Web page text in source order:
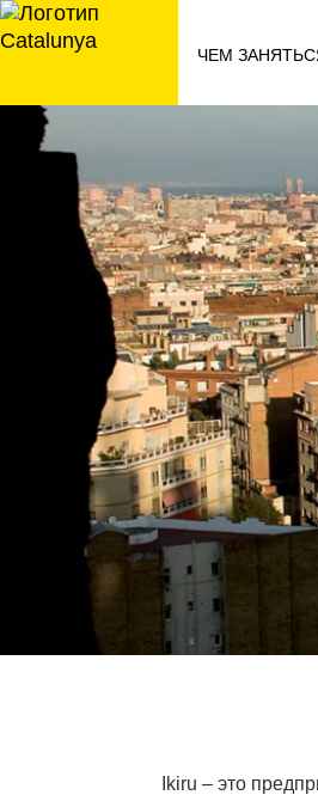
перейти
к
ЧЕМ
Ikiru – это